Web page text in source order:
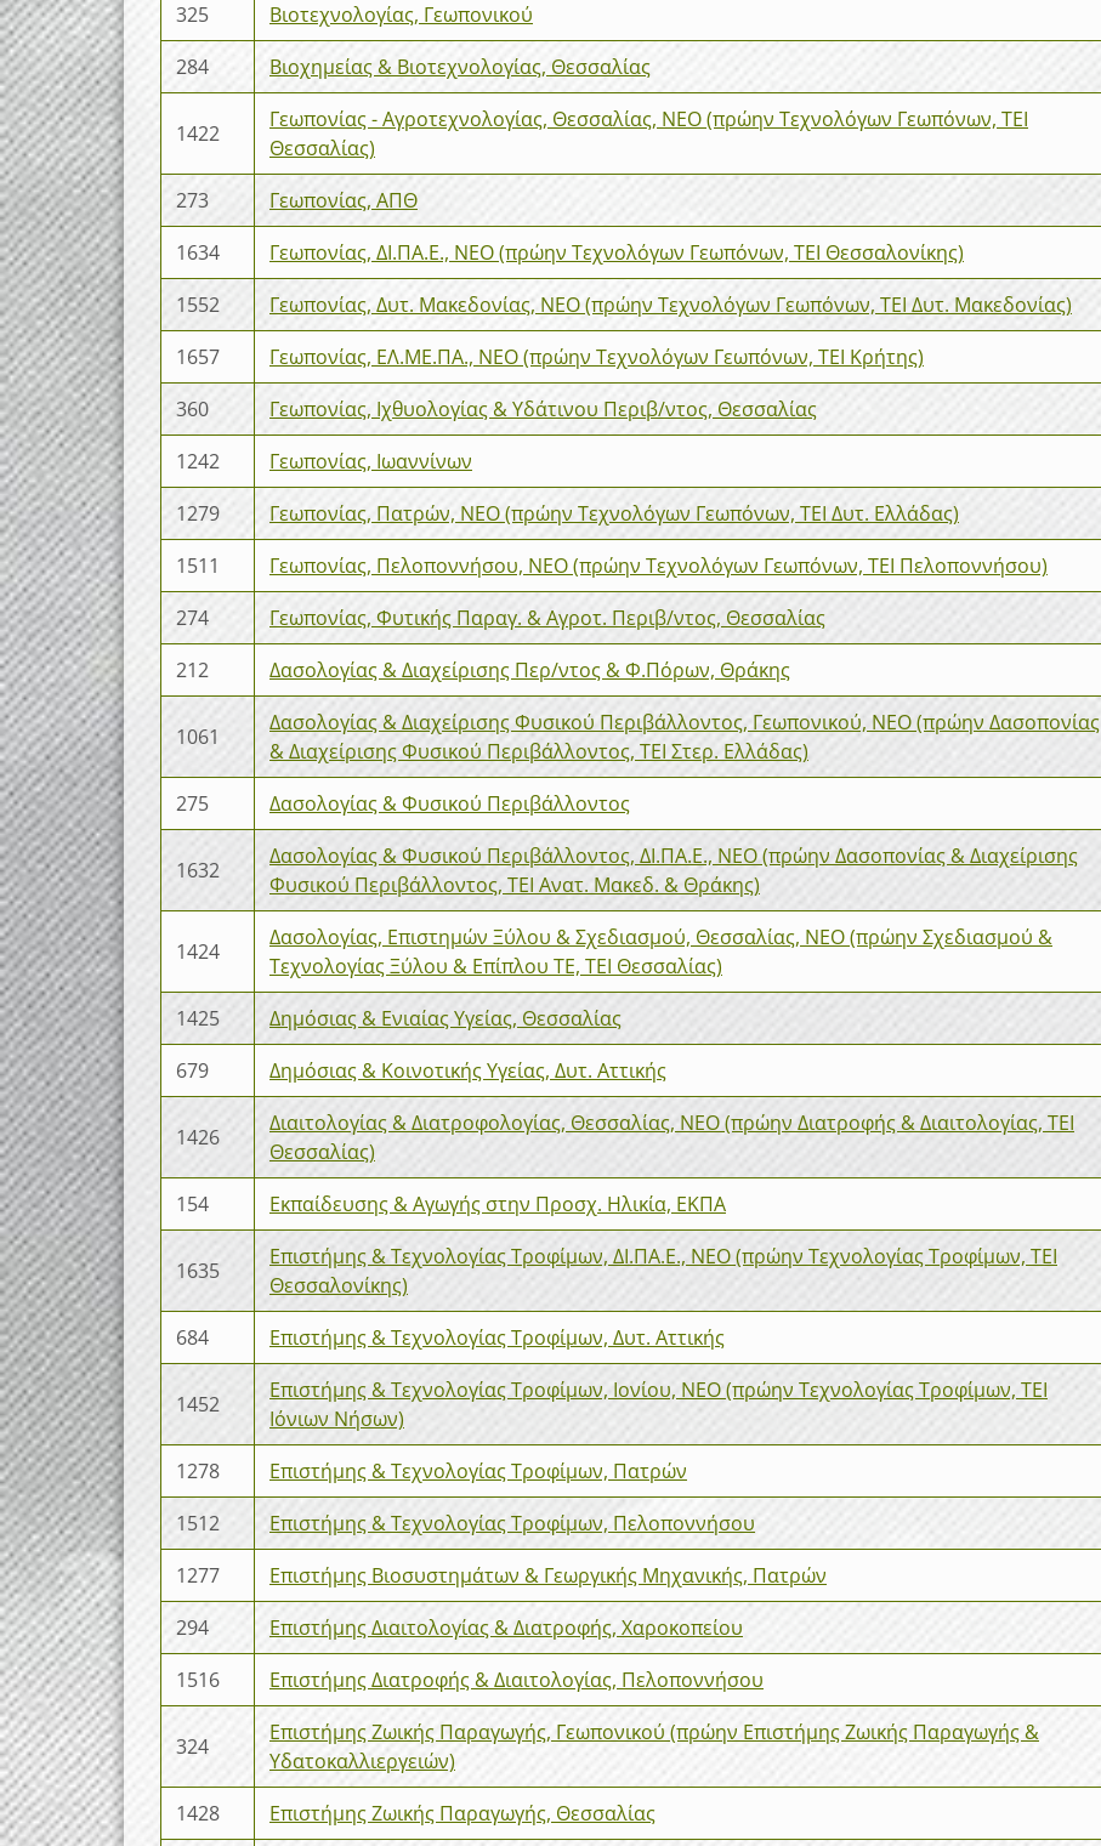
325
Βιοτεχνολογίας, Γεωπονικού
284
Βιοχημείας & Βιοτεχνολογίας, Θεσσαλίας
1422
Γεωπονίας - Αγροτεχνολογίας, Θεσσαλίας, ΝΕΟ (πρώην Τεχνολόγων Γεωπόνων, ΤΕΙ
Θεσσαλίας)
273 Γεωπονίας, ΑΠΘ
1634
Γεωπονίας, ΔΙ.ΠΑ.Ε., ΝΕΟ (πρώην Τεχνολόγων Γεωπόνων, ΤΕΙ Θεσσαλονίκης)
1552
Γεωπονίας, Δυτ. Μακεδονίας, ΝΕΟ (πρώην Τεχνολόγων Γεωπόνων, ΤΕΙ Δυτ. Μακεδονίας)
1657
Γεωπονίας, ΕΛ.ΜΕ.ΠΑ., ΝΕΟ (πρώην Τεχνολόγων Γεωπόνων, ΤΕΙ Κρήτης)
360
Γεωπονίας, Ιχθυολογίας & Υδάτινου Περιβ/ντος, Θεσσαλίας
1242
Γεωπονίας, Ιωαννίνων
1279
Γεωπονίας, Πατρών, ΝΕΟ (πρώην Τεχνολόγων Γεωπόνων, ΤΕΙ Δυτ. Ελλάδας)
1511
Γεωπονίας, Πελοποννήσου, ΝΕΟ (πρώην Τεχνολόγων Γεωπόνων, ΤΕΙ Πελοποννήσου)
274
Γεωπονίας, Φυτικής Παραγ. & Αγροτ. Περιβ/ντος, Θεσσαλίας
212
Δασολογίας & Διαχείρισης Περ/ντος & Φ.Πόρων, Θράκης
1061
Δασολογίας & Διαχείρισης Φυσικού Περιβάλλοντος, Γεωπονικού, ΝΕΟ (πρώην Δασοπονίας
& Διαχείρισης Φυσικού Περιβάλλοντος, ΤΕΙ Στερ. Ελλάδας)
275 Δασολογίας & Φυσικού Περιβάλλοντος
1632
Δασολογίας & Φυσικού Περιβάλλοντος, ΔΙ.ΠΑ.Ε., ΝΕΟ (πρώην Δασοπονίας & Διαχείρισης
Φυσικού Περιβάλλοντος, ΤΕΙ Ανατ. Μακεδ. & Θράκης)
1424
Δασολογίας, Επιστημών Ξύλου & Σχεδιασμού, Θεσσαλίας, ΝΕΟ (πρώην Σχεδιασμού &
Τεχνολογίας Ξύλου & Επίπλου ΤΕ, ΤΕΙ Θεσσαλίας)
1425 Δημόσιας & Ενιαίας Υγείας, Θεσσαλίας
679
Δημόσιας & Κοινοτικής Υγείας, Δυτ. Αττικής
1426
Διαιτολογίας & Διατροφολογίας, Θεσσαλίας, ΝΕΟ (πρώην Διατροφής & Διαιτολογίας, ΤΕΙ
Θεσσαλίας)
154 Εκπαίδευσης & Αγωγής στην Προσχ. Ηλικία, ΕΚΠΑ
1635
Επιστήμης & Τεχνολογίας Τροφίμων, ΔΙ.ΠΑ.Ε., ΝΕΟ (πρώην Τεχνολογίας Τροφίμων, ΤΕΙ
Θεσσαλονίκης)
684 Επιστήμης & Τεχνολογίας Τροφίμων, Δυτ. Αττικής
1452
Επιστήμης & Τεχνολογίας Τροφίμων, Ιονίου, ΝΕΟ (πρώην Τεχνολογίας Τροφίμων, ΤΕΙ
Ιόνιων Νήσων)
1278 Επιστήμης & Τεχνολογίας Τροφίμων, Πατρών
1512
Επιστήμης & Τεχνολογίας Τροφίμων, Πελοποννήσου
1277
Επιστήμης Βιοσυστημάτων & Γεωργικής Μηχανικής, Πατρών
294
Επιστήμης Διαιτολογίας & Διατροφής, Χαροκοπείου
1516
Επιστήμης Διατροφής & Διαιτολογίας, Πελοποννήσου
324
Επιστήμης Ζωικής Παραγωγής, Γεωπονικού (πρώην Επιστήμης Ζωικής Παραγωγής &
Υδατοκαλλιεργειών)
1428 Επιστήμης Ζωικής Παραγωγής, Θεσσαλίας